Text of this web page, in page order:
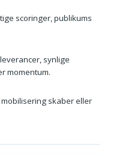
scoringer, publikums
synlige
momentum.
skaber eller